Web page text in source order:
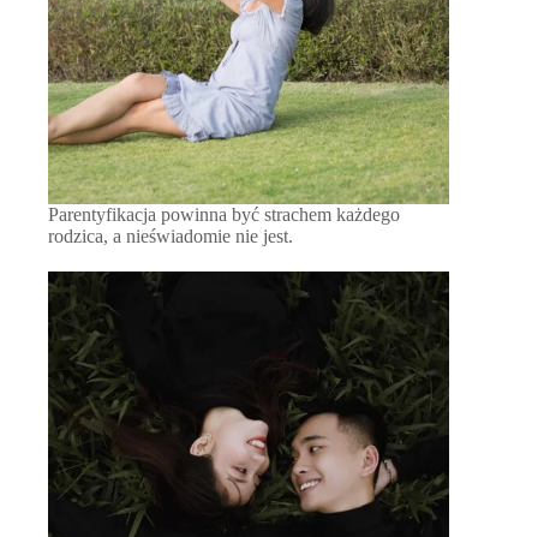
Parentyfikacja powinna być strachem każdego
rodzica, a nieświadomie nie jest.